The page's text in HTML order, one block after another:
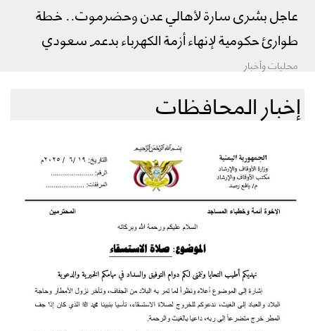
عاجل بشرى سارة لأهالي عدن وحضرموت.. خطة
طوارئ حكومية لإنهاء أزمة الكهرباء بدعم سعودي
محليات وأخبار
إخبار المحافظات